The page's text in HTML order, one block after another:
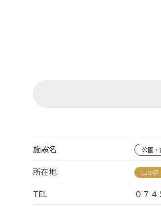
施設名 公園・
所在地
山の辺
TEL
０７